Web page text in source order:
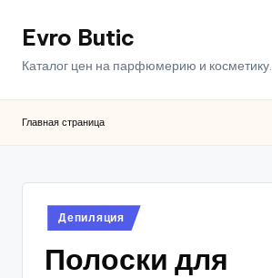
ПерейтиEvro Butic
Каталог цен на парфюмерию и косметику.
Главная страница
Опубликовано
в
Депиляция
Полоски для